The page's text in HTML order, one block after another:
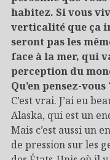
habitez. Si vous
verticalité que ça
seront pas les
face à la mer, qui
perception du
Qu’en pensez-vous
C’est vrai. J’ai eu
Alaska, qui est un
Mais c’est aussi un
de pression sur les